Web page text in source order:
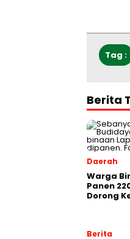
Tag :
Berita
Daerah
Warga
Panen
Dorong
Berita